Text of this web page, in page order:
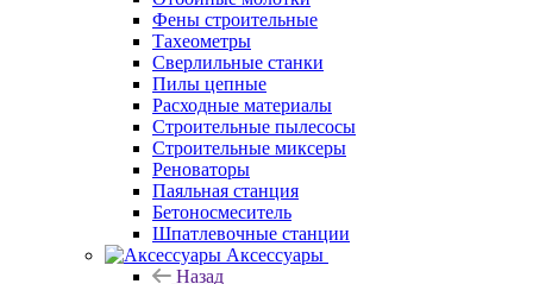
Фены строительные
Тахеометры
Сверлильные станки
Пилы цепные
Расходные материалы
Строительные пылесосы
Строительные миксеры
Реноваторы
Паяльная станция
Бетоносмеситель
Шпатлевочные станции
Аксессуары
Назад